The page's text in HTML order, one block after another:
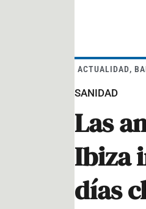
ACTUALIDAD,
SANIDAD
Las
Ibiza
días